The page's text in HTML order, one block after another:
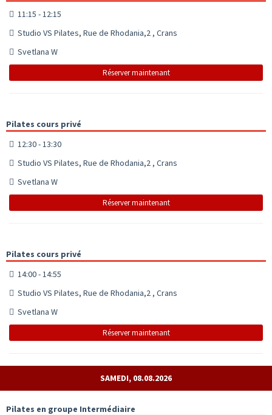
11:15 - 12:15
Studio VS Pilates, Rue de Rhodania,2 , Crans
Svetlana W
Réserver maintenant
Pilates cours privé
12:30 - 13:30
Studio VS Pilates, Rue de Rhodania,2 , Crans
Svetlana W
Réserver maintenant
Pilates cours privé
14:00 - 14:55
Studio VS Pilates, Rue de Rhodania,2 , Crans
Svetlana W
Réserver maintenant
SAMEDI, 08.08.2026
Pilates en groupe Intermédiaire